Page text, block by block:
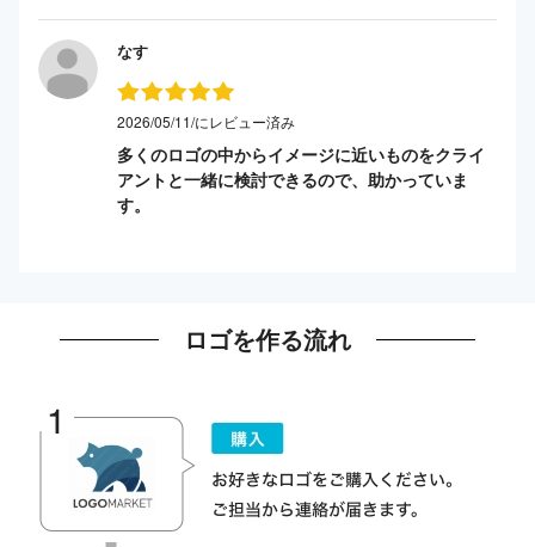
なす
2026/05/11/にレビュー済み
多くのロゴの中からイメージに近いものをクライ
アントと一緒に検討できるので、助かっていま
す。
ロゴを作る流れ